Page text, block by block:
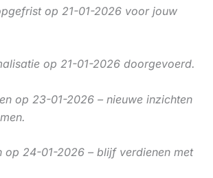
op 21-01-2026 voor jouw
op 21-01-2026 doorgevoerd.
op 23-01-2026 – nieuwe inzichten
op 24-01-2026 – blijf verdienen met